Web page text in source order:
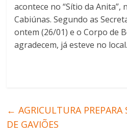
acontece no “Sítio da Anita”,
Cabiúnas. Segundo as
ontem (26/01) e o Corpo de
agradecem, já esteve no local.
← AGRICULTURA
DE GAVIÕES